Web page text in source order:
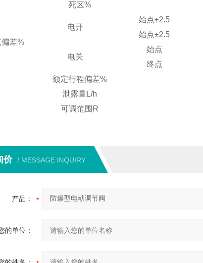
死区%
差%
电开
始点±2.5
始点±2.5
电关
始点
终点
额定行程偏差%
泄露量L/h
可调范围 R
价 / MESSAGE INQUIRY
产品：
的单位：